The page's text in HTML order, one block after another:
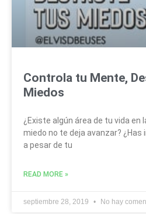
Controla tu Mente,
Miedos
¿Existe algún área de tu vida en
miedo no te deja avanzar?
a pesar de tu
READ MORE »
septiembre 28, 2019 No hay